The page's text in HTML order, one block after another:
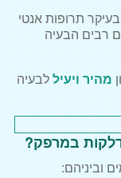
תרופות אנטי
רבים הבעיה
מהיר ויעיללבעיה
דלקות במרפק?
וביניהם: